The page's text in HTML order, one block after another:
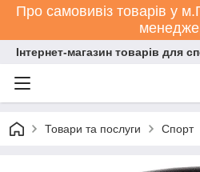
Про самовивіз товарів у
Інтернет-магазин товарів для
Товари та послуги Спорт